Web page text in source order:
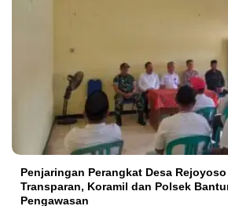
Penjaringan Perangkat Desa
Transparan, Koramil dan Polsek
Pengawasan